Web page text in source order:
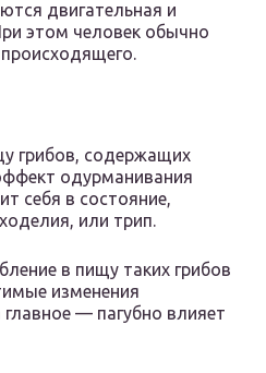
двигательная и
этом человек обычно
грибов, содержащих
одурманивания
себя в состояние,
или трип.
в пищу таких грибов
изменения
— пагубно влияет